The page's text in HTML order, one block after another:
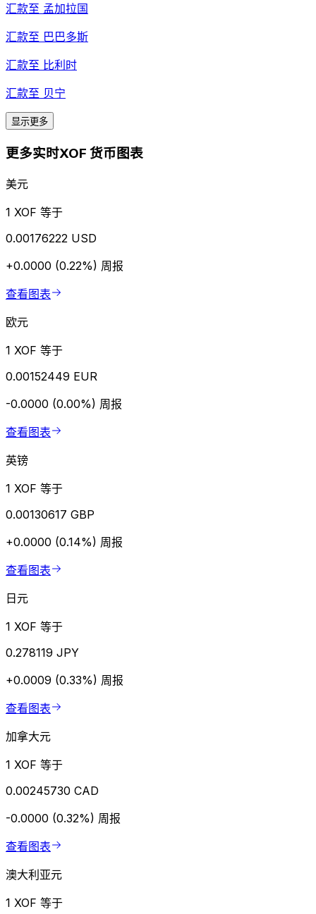
汇款至 孟加拉国
汇款至 巴巴多斯
汇款至 比利时
汇款至 贝宁
显示更多
更多实时XOF 货币图表
美元
1 XOF 等于
0.00176222 USD
+0.0000 (0.22%) 周报
查看图表
欧元
1 XOF 等于
0.00152449 EUR
-0.0000 (0.00%) 周报
查看图表
英镑
1 XOF 等于
0.00130617 GBP
+0.0000 (0.14%) 周报
查看图表
日元
1 XOF 等于
0.278119 JPY
+0.0009 (0.33%) 周报
查看图表
加拿大元
1 XOF 等于
0.00245730 CAD
-0.0000 (0.32%) 周报
查看图表
澳大利亚元
1 XOF 等于